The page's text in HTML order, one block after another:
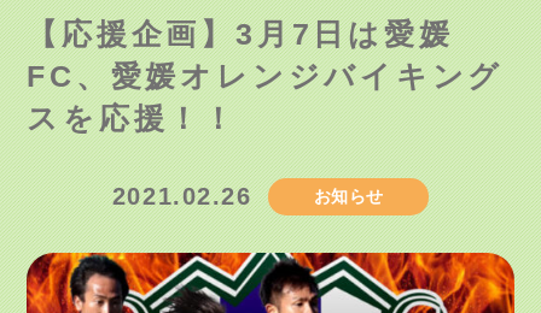
【応援企画】3月7日は愛媛
FC、愛媛オレンジバイキング
スを応援！！
2021.02.26 お知らせ